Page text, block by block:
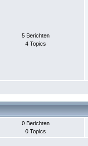
5 Berichten
4 Topics
0 Berichten
0 Topics